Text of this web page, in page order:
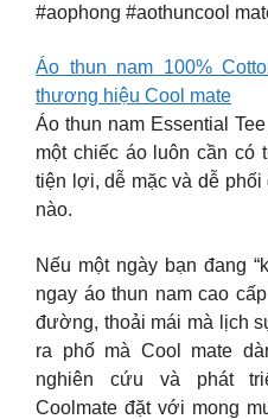
#aophong #aothuncool
Áo thun nam 100%
thương hiệu Cool mate
Áo thun nam Essential
một chiếc áo luôn cần có
tiện lợi, dễ mặc và dễ
nào.
Nếu một ngày bạn đang
ngay áo thun nam cao
đường, thoải mái mà lịch
ra phố mà Cool mate
nghiên cứu và phát
Coolmate đặt với mong